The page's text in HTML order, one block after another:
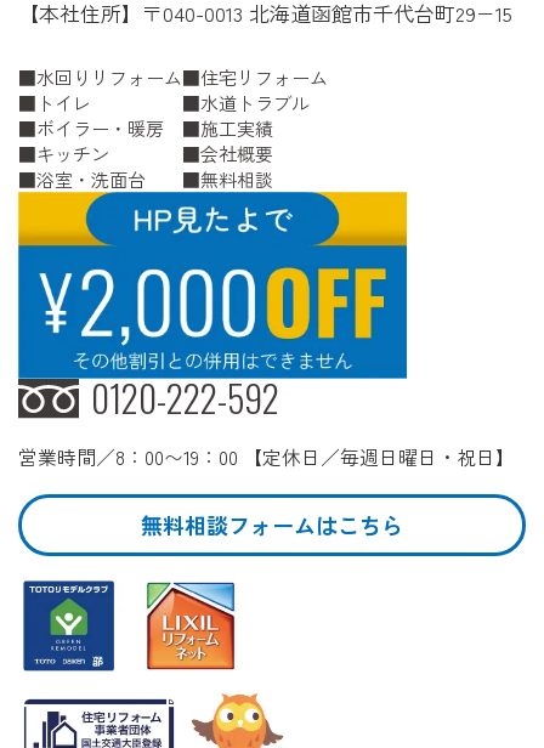
【本社住所】〒040-0013 北海道函館市千代台町29−15
水回りリフォーム
トイレ
ボイラー・暖房
キッチン
浴室・洗面台
住宅リフォーム
水道トラブル
施工実績
会社概要
無料相談
0120-222-592
営業時間／8：00〜19：00 【定休日／毎週日曜日・祝日】
無料相談フォームはこちら